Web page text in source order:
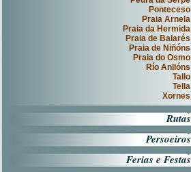
Ponteceso
Praia Arnela
Praia da Hermida
Praia de Balarés
Praia de Niñóns
Praia do Osmo
Río Anllóns
Tallo
Tella
Xornes
Rutas
Persoeiros
Ferias e Festas